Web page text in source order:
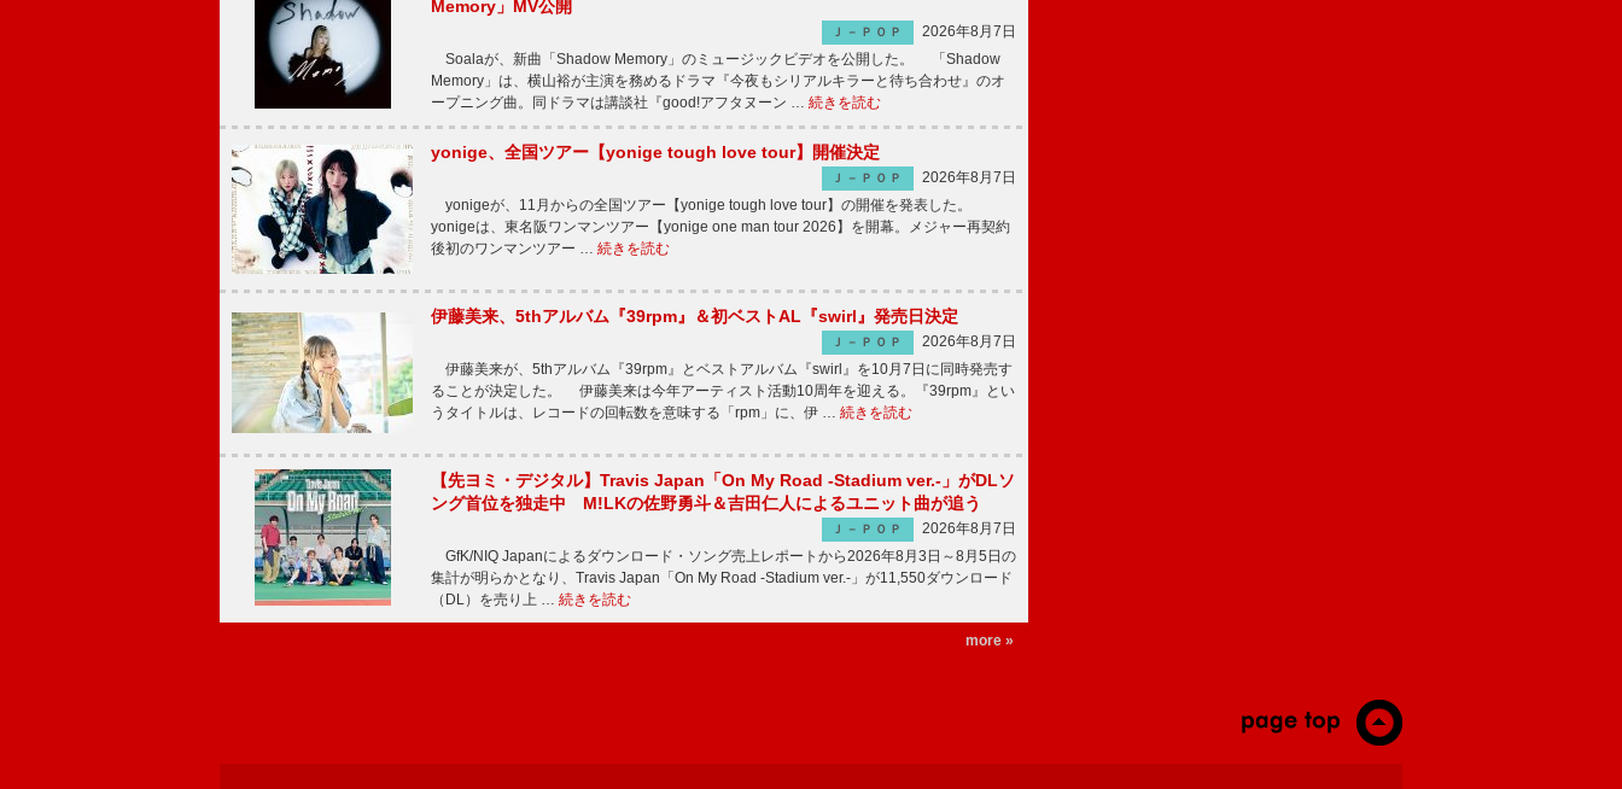
Memory」MV公開
Ｊ－ＰＯＰ
2026年8月7日
Soalaが、新曲「Shadow Memory」のミュージックビデオを公開した。 「Shadow
Memory」は、横山裕が主演を務めるドラマ『今夜もシリアルキラーと待ち合わせ』のオ
ープニング曲。同ドラマは講談社『good!アフタヌーン … 続きを読む
yonige、全国ツアー【yonige tough love tour】開催決定
Ｊ－ＰＯＰ
2026年8月7日
yonigeが、11月からの全国ツアー【yonige tough love tour】の開催を発表した。
yonigeは、東名阪ワンマンツアー【yonige one man tour 2026】を開幕。メジャー再契約
後初のワンマンツアー … 続きを読む
伊藤美来、5thアルバム『39rpm』＆初ベストAL『swirl』発売日決定
Ｊ－ＰＯＰ
2026年8月7日
伊藤美来が、5thアルバム『39rpm』とベストアルバム『swirl』を10月7日に同時発売す
ることが決定した。 伊藤美来は今年アーティスト活動10周年を迎える。『39rpm』とい
うタイトルは、レコードの回転数を意味する「rpm」に、伊 … 続きを読む
【先ヨミ・デジタル】Travis Japan「On My Road -Stadium ver.-」がDLソ
ング首位を独走中 M!LKの佐野勇斗＆吉田仁人によるユニット曲が追う
Ｊ－ＰＯＰ
2026年8月7日
GfK/NIQ Japanによるダウンロード・ソング売上レポートから2026年8月3日～8月5日の
集計が明らかとなり、Travis Japan「On My Road -Stadium ver.-」が11,550ダウンロード
（DL）を売り上 … 続きを読む
more »